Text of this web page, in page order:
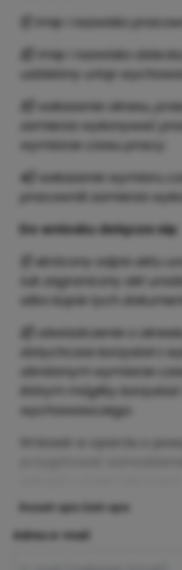
imię i nazwisko
imię i nazwisko
udzielony urlop
wskazanie okresu,
zamierza wykonywać
wymiarze czasu pracy;
4)
wskazanie wymiaru
pracownik zamierza
Do wniosku dołącza się:
skrócony odpis aktu
lub zagraniczny akt
albo kopie tych
oświadczenie o
dotychczas korzystał z
obniżonym wymiarze
którym mógłby korzystać
wychowawczego.
Rozwiń opis Zwiń opis
Adres e-mail